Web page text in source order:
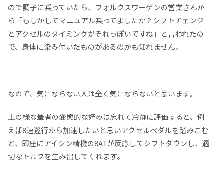
ので調子に乗っていたら、フォルクスワーゲンの営業さんか
ら「もしかしてマニュアル乗ってましたか？シフトチェンジ
とアクセルのタイミングがそれっぽいですね」と言われたの
で、身体に染み付いたものがあるのかも知れません。
なので、気にならない人は全く気にならないと思います。
上の様な筆者の変態的な好みは忘れて冷静に評価すると、例
えば8速巡行から加速したいと思いアクセルペダルを踏みこむ
と、即座にアイシン精機の8ATが反応してシフトダウンし、適
切なトルクを生み出してくれます。